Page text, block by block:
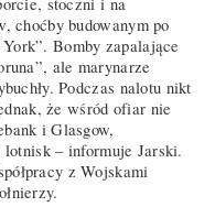
stoczni i na
choćby budowanym po
Bomby zapalające
ale marynarze
Podczas nalotu nikt
że wśród ofiar nie
i Glasgow,
– informuje Jarski.
z Wojskami